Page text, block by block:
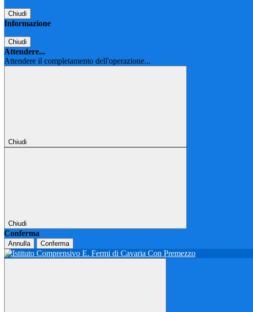
Chiudi
Informazione
Chiudi
Attendere...
Attendere il completamento dell'operazione...
Chiudi
Chiudi
Conferma
Annulla Conferma